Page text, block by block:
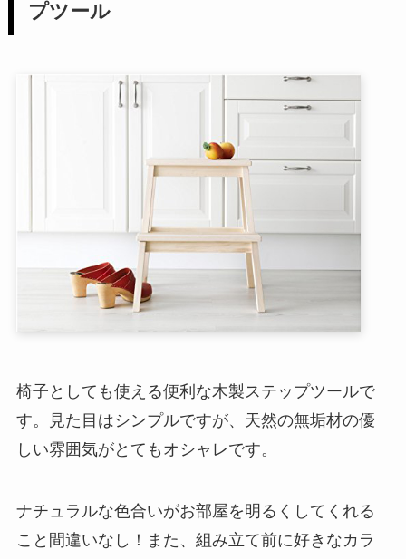
プツール
椅子としても使える便利な木製ステップツールで
す。見た目はシンプルですが、天然の無垢材の優
しい雰囲気がとてもオシャレです。
ナチュラルな色合いがお部屋を明るくしてくれる
こと間違いなし！また、組み立て前に好きなカラ